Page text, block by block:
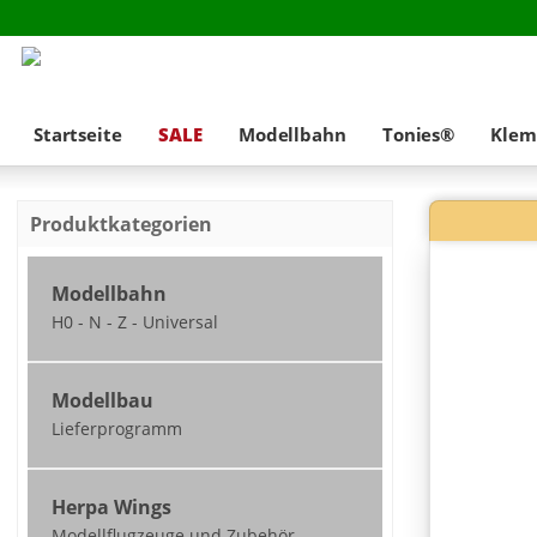
Startseite SALE Modellbahn Tonies®
Produktkategorien
Modellbahn
H0 - N - Z - Universal
Neuheiten
nicht ausgeliefert /
zum Teil vorbestellbar
Modellbahn Spur H0
Lieferprogramm
Modellbau
Lieferprogramm
Modellbau - 1:45
Herpa Wings